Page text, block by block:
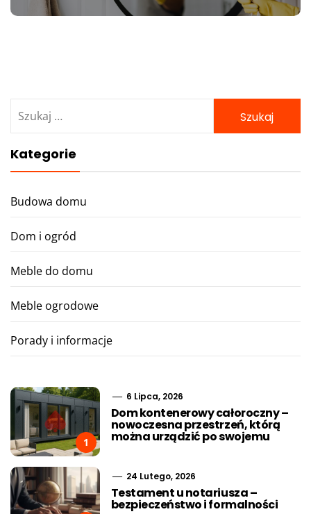
Kategorie
Budowa domu
Dom i ogród
Meble do domu
Meble ogrodowe
Porady i informacje
1
6 Lipca, 2026
Dom kontenerowy całoroczny –
nowoczesna przestrzeń, którą
można urządzić po swojemu
24 Lutego, 2026
Testament u notariusza –
bezpieczeństwo i formalności